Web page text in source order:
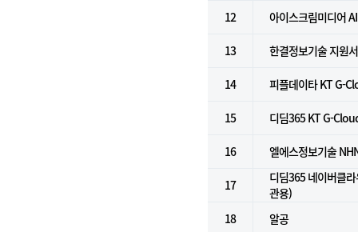
12
아이스크림미디어
13 한결정보기술 지원
14 피플데이타 KT G-
15 디딤365 KT G-
16 엘에스정보기술
17
디딤365 네이버클
관용)
18
알공